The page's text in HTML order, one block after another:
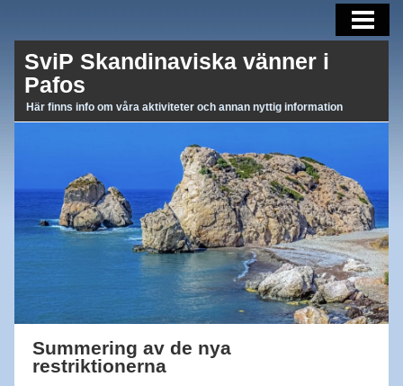
AKTIVITETER
OM OSS
LÄNKAR
SviP Skandinaviska vänner i
Pafos
Här finns info om våra aktiviteter och annan nyttig information
Summering av de nya
restriktionerna